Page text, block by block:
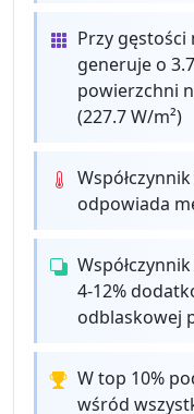
Przy gęstości
generuje o
powierzchni
(227.7 W/m²)
odpowiada
4-12%
odblaskowej
W top 10%
wśród